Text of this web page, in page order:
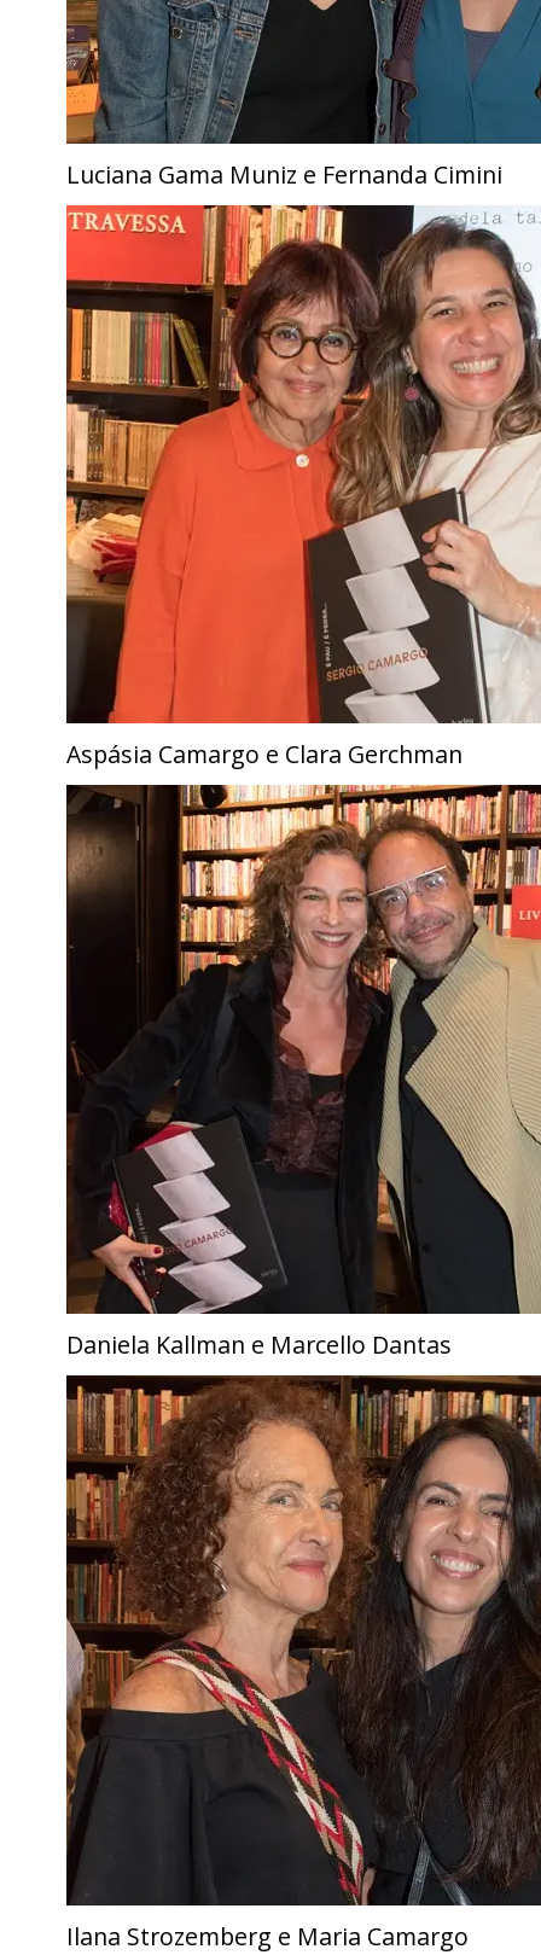
Luciana Gama Muniz e Fernanda Cimini
Aspásia Camargo e Clara Gerchman
Daniela Kallman e Marcello Dantas
Ilana Strozemberg e Maria Camargo